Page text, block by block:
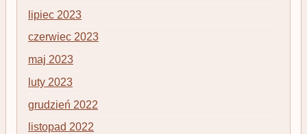
lipiec 2023
czerwiec 2023
maj 2023
luty 2023
grudzień 2022
listopad 2022